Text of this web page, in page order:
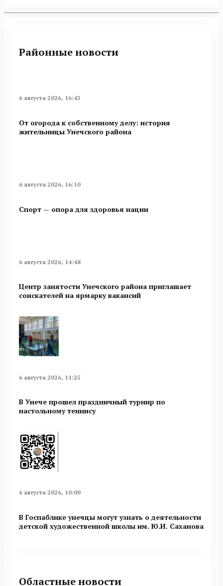
Районные новости
6 августа 2026, 16:43
От огорода к собственному делу: история
жительницы Унечского района
6 августа 2026, 16:10
Спорт — опора для здоровья нации
6 августа 2026, 14:48
Центр занятости Унечского района приглашает
соискателей на ярмарку вакансий
6 августа 2026, 11:25
В Унече прошел праздничный турнир по
настольному теннису
6 августа 2026, 10:00
В Госпаблике унечцы могут узнать о деятельности
детской художественной школы им. Ю.И. Саханова
Областные новости